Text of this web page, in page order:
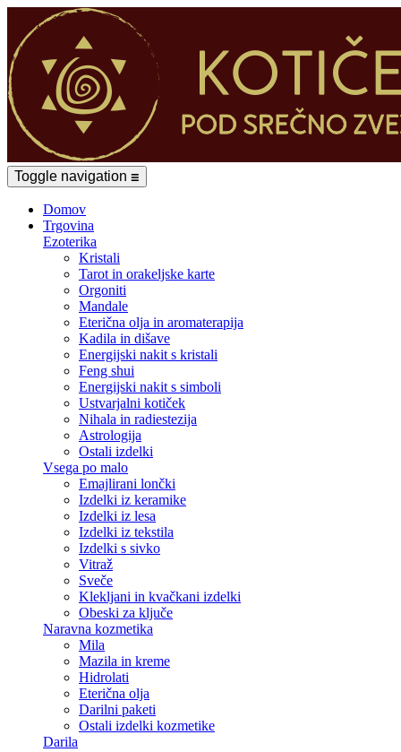
Toggle navigation ☰
Domov
Trgovina
Ezoterika
Kristali
Tarot in orakeljske karte
Orgoniti
Mandale
Eterična olja in aromaterapija
Kadila in dišave
Energijski nakit s kristali
Feng shui
Energijski nakit s simboli
Ustvarjalni kotiček
Nihala in radiestezija
Astrologija
Ostali izdelki
Vsega po malo
Emajlirani lončki
Izdelki iz keramike
Izdelki iz lesa
Izdelki iz tekstila
Izdelki s sivko
Vitraž
Sveče
Klekljani in kvačkani izdelki
Obeski za ključe
Naravna kozmetika
Mila
Mazila in kreme
Hidrolati
Eterična olja
Darilni paketi
Ostali izdelki kozmetike
Darila